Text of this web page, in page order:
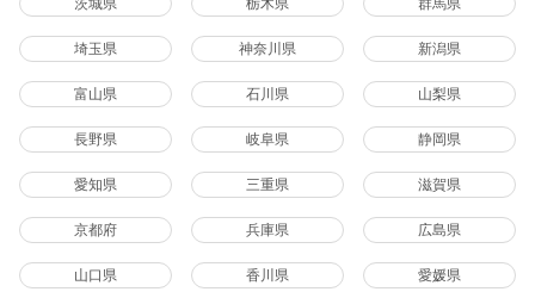
埼玉県 神奈川県 新潟県
富山県 石川県 山梨県
長野県 岐阜県 静岡県
愛知県 三重県 滋賀県
京都府 兵庫県 広島県
山口県 香川県 愛媛県